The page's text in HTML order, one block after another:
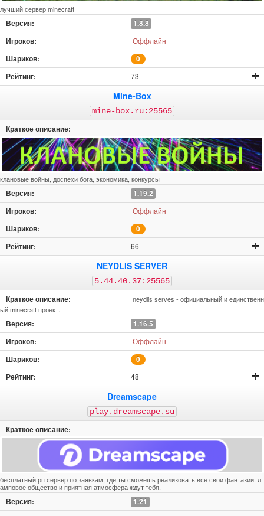
лучший сервер minecraft
1.8.8
Оффлайн
0
73
Mine-Box
mine-box.ru:25565
клановые войны, доспехи бога, экономика, конкурсы
1.19.2
Оффлайн
0
66
NEYDLIS SERVER
5.44.40.37:25565
neydlis serves - официальный и единственн
ый minecraft проект.
1.16.5
Оффлайн
0
48
Dreamscape
play.dreamscape.su
бесплатный рп сервер по заявкам, где ты сможешь реализовать все свои фантазии. л
амповое общество и приятная атмосфера ждут тебя.
1.21